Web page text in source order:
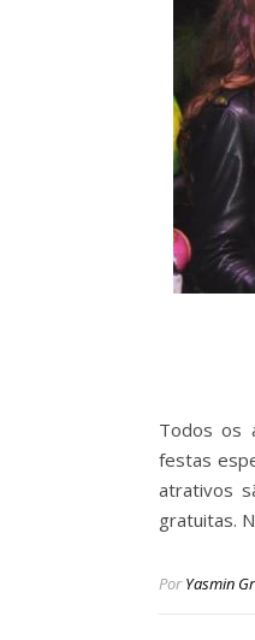
Todos os
festas
atrativos
gratuitas.
Por Yasmin